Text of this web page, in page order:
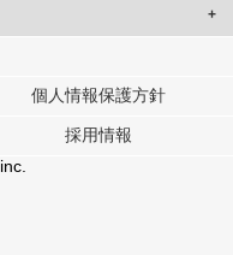
合わせたコンテンツや広告の
ーに提供しています。
トナーに提供した他の情報や、
ときに収集した他の情報を組み
個人情報保護方針
採用情報